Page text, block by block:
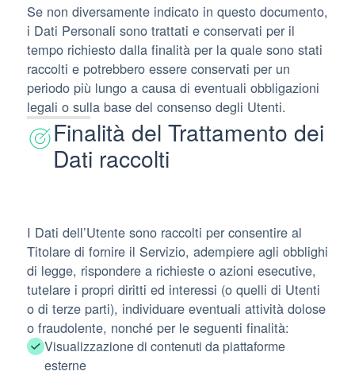
Se non diversamente indicato in questo documento,
i Dati Personali sono trattati e conservati per il
tempo richiesto dalla finalità per la quale sono stati
raccolti e potrebbero essere conservati per un
periodo più lungo a causa di eventuali obbligazioni
legali o sulla base del consenso degli Utenti.
Finalità del Trattamento dei
Dati raccolti
I Dati dell’Utente sono raccolti per consentire al
Titolare di fornire il Servizio, adempiere agli obblighi
di legge, rispondere a richieste o azioni esecutive,
tutelare i propri diritti ed interessi (o quelli di Utenti
o di terze parti), individuare eventuali attività dolose
o fraudolente, nonché per le seguenti finalità:
Visualizzazione di contenuti da piattaforme
esterne